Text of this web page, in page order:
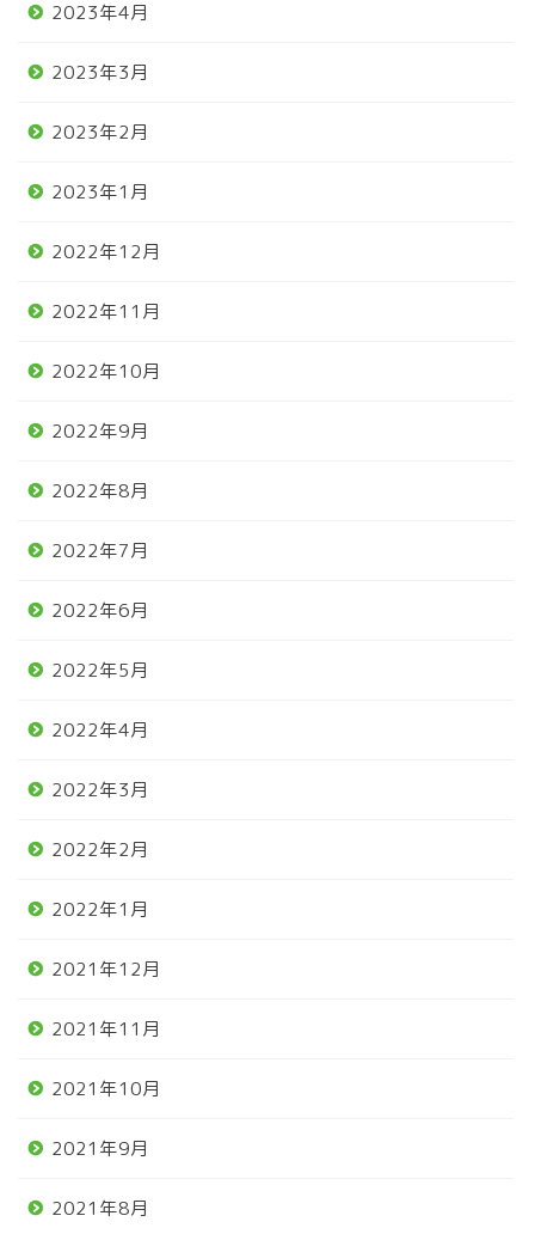
2023年4月
2023年3月
2023年2月
2023年1月
2022年12月
2022年11月
2022年10月
2022年9月
2022年8月
2022年7月
2022年6月
2022年5月
2022年4月
2022年3月
2022年2月
2022年1月
2021年12月
2021年11月
2021年10月
2021年9月
2021年8月